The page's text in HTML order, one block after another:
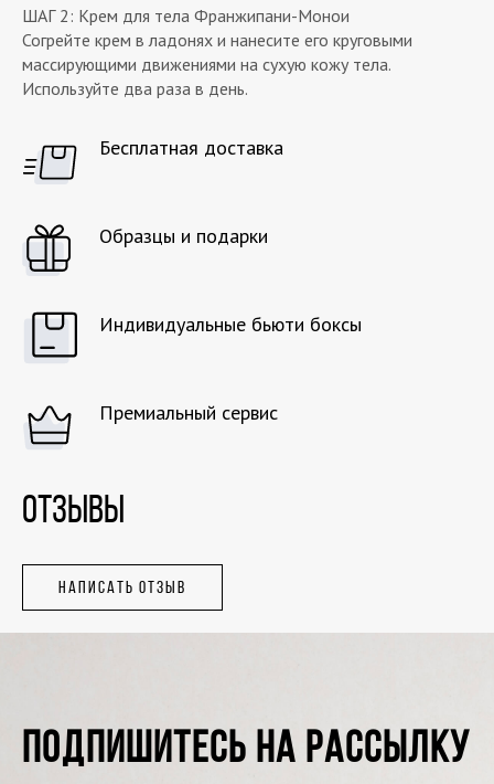
ШАГ 2: Крем для тела Франжипани-Монои
Согрейте крем в ладонях и нанесите его круговыми
массирующими движениями на сухую кожу тела.
Используйте два раза в день.
Бесплатная доставка
Образцы и подарки
Индивидуальные бьюти боксы
Премиальный сервис
ОТЗЫВЫ
НАПИСАТЬ ОТЗЫВ
ПОДПИШИТЕСЬ НА РАССЫЛКУ